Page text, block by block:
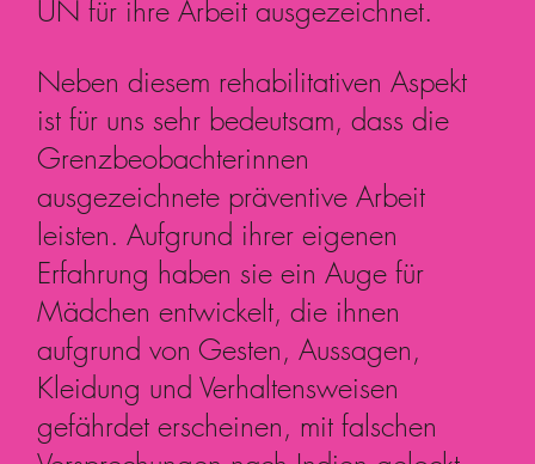
UN für ihre Arbeit ausgezeichnet.
Neben diesem rehabilitativen Aspekt
ist für uns sehr bedeutsam, dass die
Grenzbeobachterinnen
ausgezeichnete präventive Arbeit
leisten. Aufgrund ihrer eigenen
Erfahrung haben sie ein Auge für
Mädchen entwickelt, die ihnen
aufgrund von Gesten, Aussagen,
Kleidung und Verhaltensweisen
gefährdet erscheinen, mit falschen